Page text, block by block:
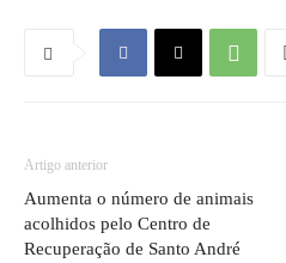
Artigo anterior
Aumenta o número de animais
acolhidos pelo Centro de
Recuperação de Santo André